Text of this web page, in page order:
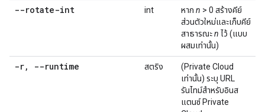
--rotate-int int หาก n > 0 สร้างคีย์
ส่วนตัวใหม่และเก็บคีย์
สาธารณะn ไว้ (แบบ
ผสมเท่านั้น)
-r, --runtime สตริง
(Private Cloud
เท่านั้น) ระบุ URL
รันไทม์สำหรับอินส
แตนซ์ Private